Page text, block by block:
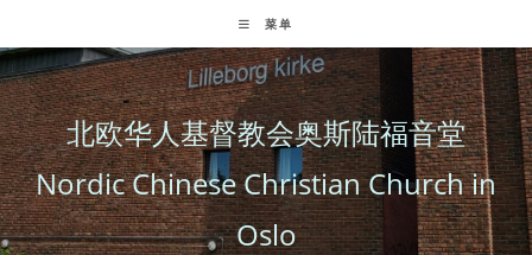
to
content
菜单
北欧华人基督教会奥斯陆福音堂
Nordic Chinese Christian Church in
Oslo